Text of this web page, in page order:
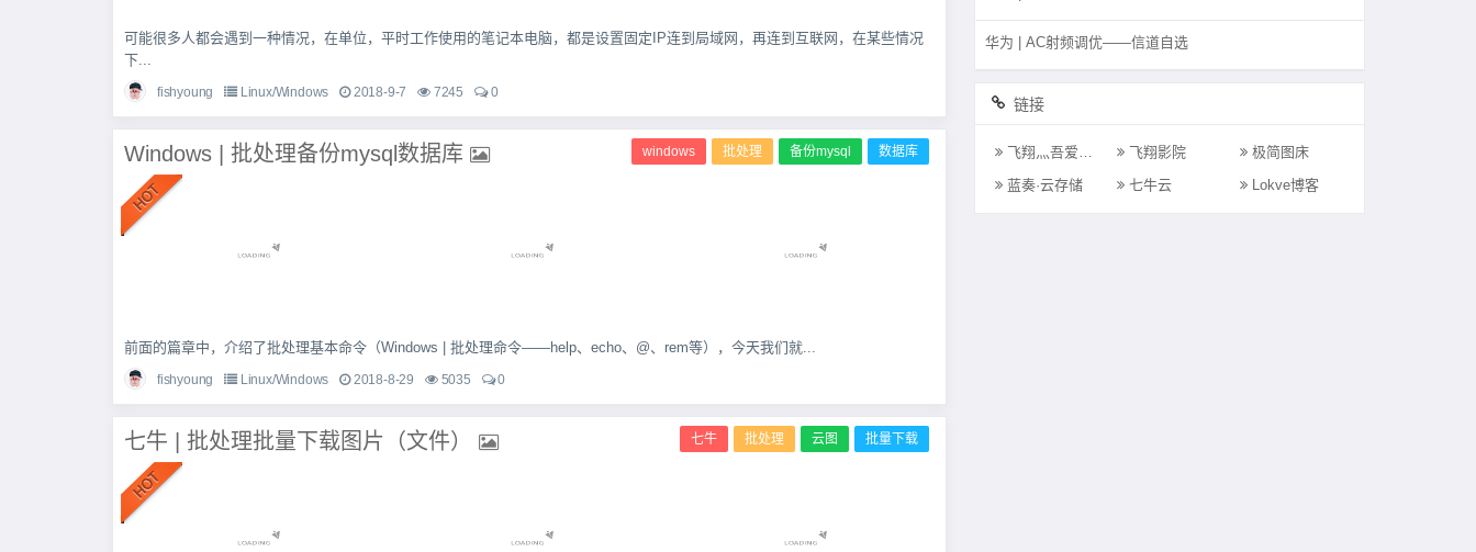
可能很多人都会遇到一种情况，在单位，平时工作使用的笔记本电脑，都是设置固定IP连到局域网，再连到互联网，在某些情况
下...
fishyoung Linux/Windows 2018-9-7 7245 0
windows 批处理 备份mysql 数据库
Windows | 批处理备份mysql数据库
前面的篇章中，介绍了批处理基本命令（Windows | 批处理命令——help、echo、@、rem等），今天我们就...
fishyoung Linux/Windows 2018-8-29 5035 0
七牛 批处理 云图 批量下载
七牛 | 批处理批量下载图片（文件）
华为 | AC射频调优——信道自选
链接
飞翔灬吾爱的Blog 飞翔影院
极简图床
蓝奏·云存储
七牛云 Lokve博客